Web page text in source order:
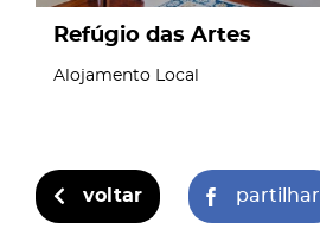
Refúgio das Artes
Alojamento Local
voltar partilhar